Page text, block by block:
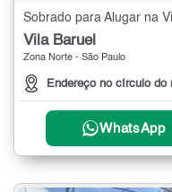
Sobrado para Alugar na
Vila Baruel
Zona Norte - São Paulo
Endereço no círculo do
WhatsApp